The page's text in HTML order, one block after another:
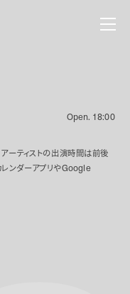
Open. 18:00
アーティストの出演時間は前後
ンダーアプリやGoogle